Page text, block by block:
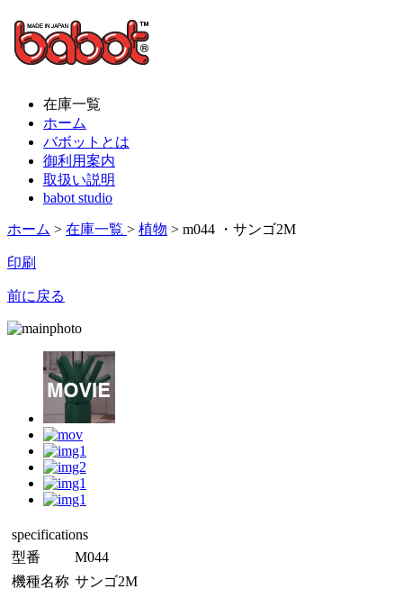
在庫一覧
ホーム
バボットとは
御利用案内
取扱い説明
babot studio
ホーム > 在庫一覧 > 植物 > m044 ・サンゴ2M
印刷
前に戻る
specifications
型番
M044
機種名称 サンゴ2M